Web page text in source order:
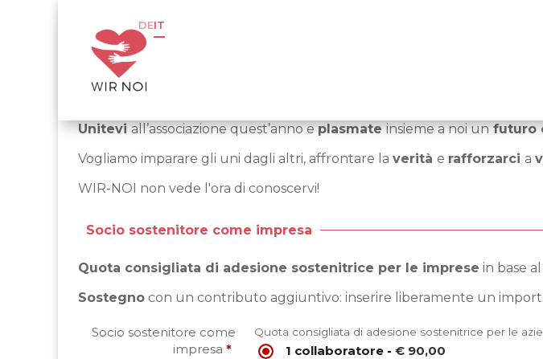
DEIT
Uniteviall’associazione quest’anno eplasmateinsieme a noi unfuturo
Vogliamo imparare gli uni dagli altri, affrontare la verità e rafforzarci a
WIR-NOI non vede l'ora di conoscervi!
Socio sostenitore come impresa
Quota consigliata di adesione sostenitrice per le imprese in base
Sostegno con un contributo aggiuntivo: inserire liberamente un
Socio sostenitore come
impresa *
Quota consigliata di adesione sostenitrice per le
1 collaboratore- € 90,00